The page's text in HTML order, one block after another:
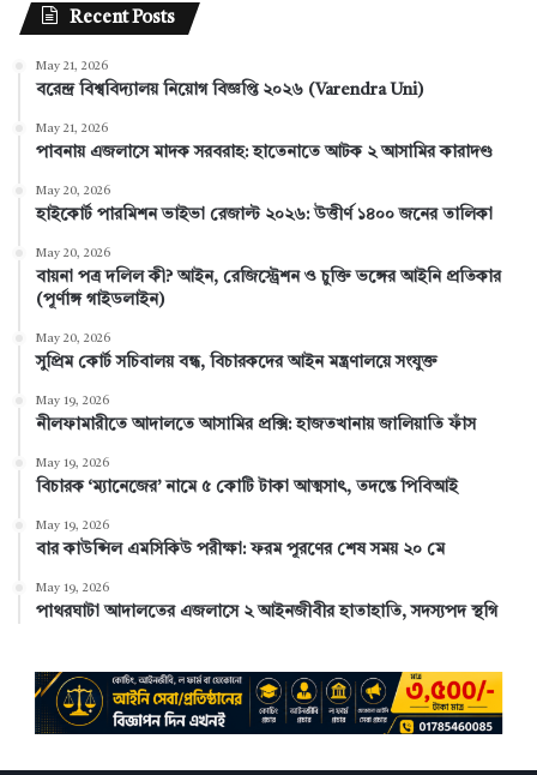
c
e
o
k
t
e
s
k
n
T
e
t
a
Recent Posts
May 21, 2026
বরেন্দ্র বিশ্ববিদ্যালয় নিয়োগ বিজ্ঞপ্তি ২০২৬ (Varendra Uni)
May 21, 2026
পাবনায় এজলাসে মাদক সরবরাহ: হাতেনাতে আটক ২ আসামির কারাদণ্ড
May 20, 2026
হাইকোর্ট পারমিশন ভাইভা রেজাল্ট ২০২৬: উত্তীর্ণ ১৪০০ জনের তালিকা
May 20, 2026
বায়না পত্র দলিল কী? আইন, রেজিস্ট্রেশন ও চুক্তি ভঙ্গের আইনি প্রতিকার
(পূর্ণাঙ্গ গাইডলাইন)
May 20, 2026
সুপ্রিম কোর্ট সচিবালয় বন্ধ, বিচারকদের আইন মন্ত্রণালয়ে সংযুক্ত
May 19, 2026
নীলফামারীতে আদালতে আসামির প্রক্সি: হাজতখানায় জালিয়াতি ফাঁস
May 19, 2026
বিচারক ‘ম্যানেজের’ নামে ৫ কোটি টাকা আত্মসাৎ, তদন্তে পিবিআই
May 19, 2026
বার কাউন্সিল এমসিকিউ পরীক্ষা: ফরম পূরণের শেষ সময় ২০ মে
May 19, 2026
পাথরঘাটা আদালতের এজলাসে ২ আইনজীবীর হাতাহাতি, সদস্যপদ স্থগি